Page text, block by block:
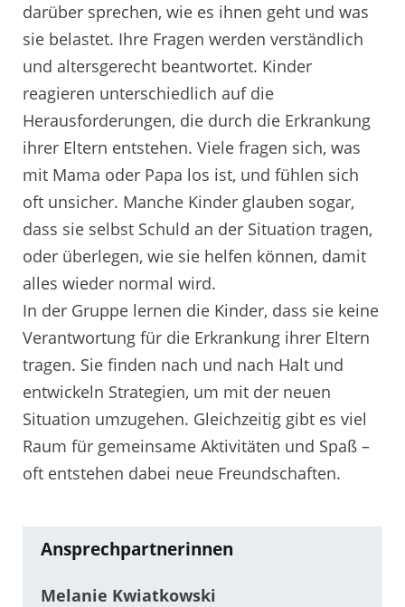
darüber sprechen, wie es ihnen geht und was
sie belastet. Ihre Fragen werden verständlich
und altersgerecht beantwortet. Kinder
reagieren unterschiedlich auf die
Herausforderungen, die durch die Erkrankung
ihrer Eltern entstehen. Viele fragen sich, was
mit Mama oder Papa los ist, und fühlen sich
oft unsicher. Manche Kinder glauben sogar,
dass sie selbst Schuld an der Situation tragen,
oder überlegen, wie sie helfen können, damit
alles wieder normal wird.
In der Gruppe lernen die Kinder, dass sie keine
Verantwortung für die Erkrankung ihrer Eltern
tragen. Sie finden nach und nach Halt und
entwickeln Strategien, um mit der neuen
Situation umzugehen. Gleichzeitig gibt es viel
Raum für gemeinsame Aktivitäten und Spaß –
oft entstehen dabei neue Freundschaften.
Ansprechpartnerinnen
Melanie Kwiatkowski